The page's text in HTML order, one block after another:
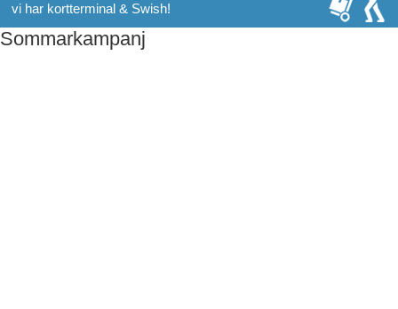
vi har kortterminal & Swish!
Sommarkampanj